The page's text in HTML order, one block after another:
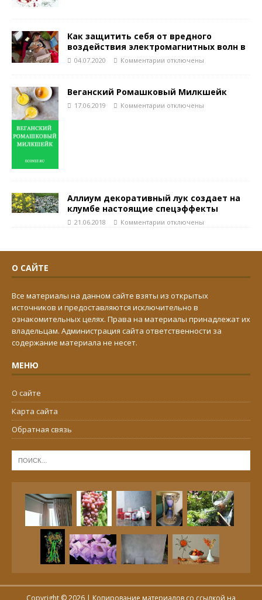
Как защитить себя от вредного
воздействия электромагнитных волн в
04.07.2020 Комментарии отключены
Веганский Ромашковый Милкшейк
17.06.2019 Комментарии отключены
Аллиум декоративный лук создает на
клумбе настоящие спецэффекты
21.06.2018 Комментарии отключены
О САЙТЕ
Все материалы на данном сайте взяты из открытых
источников и предоставляются исключительно в
ознакомительных целях. Права на материалы принадлежат их
владельцам. Администрация сайта ответственности за
содержание материала не несет.
МЕНЮ
О сайте
Карта сайта
Обратная связь